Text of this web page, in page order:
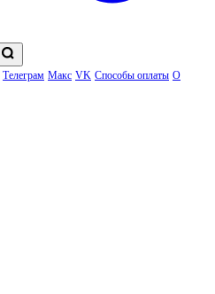
Телеграм Макс VK Способы оплаты О